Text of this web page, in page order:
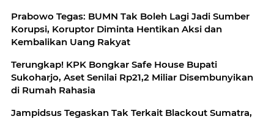
Prabowo Tegas: BUMN Tak Boleh Lagi Jadi Sumber
Korupsi, Koruptor Diminta Hentikan Aksi dan
Kembalikan Uang Rakyat
Terungkap! KPK Bongkar Safe House Bupati
Sukoharjo, Aset Senilai Rp21,2 Miliar Disembunyikan
di Rumah Rahasia
Jampidsus Tegaskan Tak Terkait Blackout Sumatra,